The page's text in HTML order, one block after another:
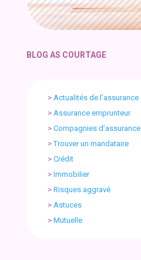
BLOG AS COURTAGE
> Actualités de l’assurance
> Assurance emprunteur
> Compagnies d’assurance
>Trouver un mandataire
> Crédit
> Immobilier
> Risques aggravé
> Astuces
> Mutuelle